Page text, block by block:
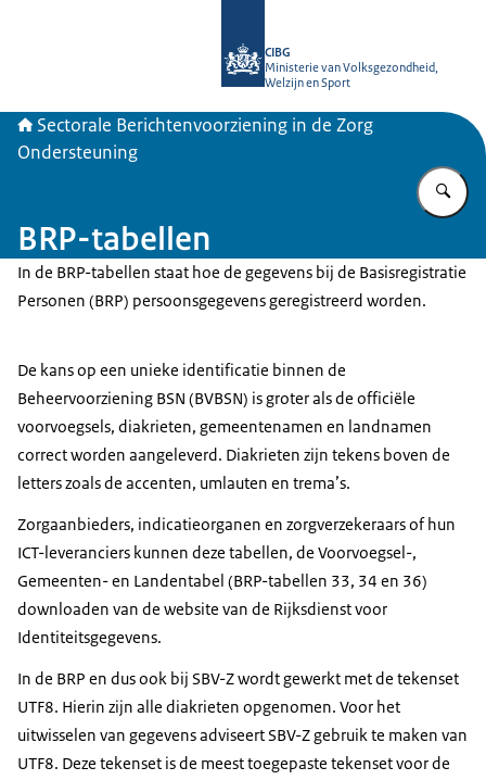
CIBG
Ministerie van Volksgezondheid,
Welzijn en Sport
Sectorale Berichtenvoorziening in de Zorg
Ondersteuning
BRP-tabellen
In de BRP-tabellen staat hoe de gegevens bij de Basisregistratie
Personen (BRP) persoonsgegevens geregistreerd worden.
De kans op een unieke identificatie binnen de
Beheervoorziening BSN (BVBSN) is groter als de officiële
voorvoegsels, diakrieten, gemeentenamen en landnamen
correct worden aangeleverd. Diakrieten zijn tekens boven de
letters zoals de accenten, umlauten en trema’s.
Zorgaanbieders, indicatieorganen en zorgverzekeraars of hun
ICT-leveranciers kunnen deze tabellen, de Voorvoegsel-,
Gemeenten- en Landentabel (BRP-tabellen 33, 34 en 36)
downloaden van de website van de Rijksdienst voor
Identiteitsgegevens.
In de BRP en dus ook bij SBV-Z wordt gewerkt met de tekenset
UTF8. Hierin zijn alle diakrieten opgenomen. Voor het
uitwisselen van gegevens adviseert SBV-Z gebruik te maken van
UTF8. Deze tekenset is de meest toegepaste tekenset voor de